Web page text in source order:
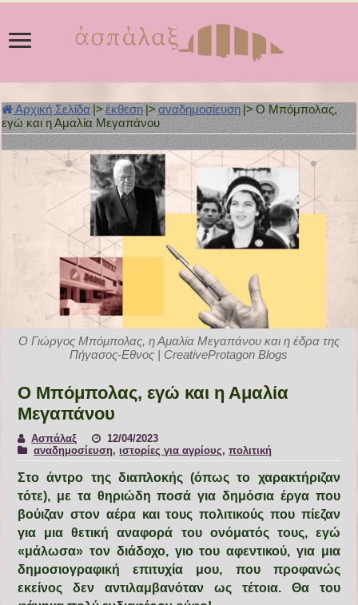
Αρχική Σελίδα |> έκθεση |> αναδημοσίευση |>Ο Μπόμπολας,
εγώ και η Αμαλία Μεγαπάνου
Ο Γιώργος Μπόμπολας, η Αμαλία Μεγαπάνου και η έδρα της
Πήγασος-Εθνος | CreativeProtagon Blogs
Ο Μπόμπολας, εγώ και η Αμαλία
Μεγαπάνου
Ασπάλαξ
12/04/2023
αναδημοσίευση, ιστορίες για αγρίους,πολιτική
Στο άντρο της διαπλοκής (όπως το χαρακτήριζαν
τότε), με τα θηριώδη ποσά για δημόσια έργα που
βούιζαν στον αέρα και τους πολιτικούς που πίεζαν
για μια θετική αναφορά του ονόματός τους, εγώ
«μάλωσα» τον διάδοχο, γιο του αφεντικού, για μια
δημοσιογραφική επιτυχία μου, που προφανώς
εκείνος δεν αντιλαμβανόταν ως τέτοια. Θα του